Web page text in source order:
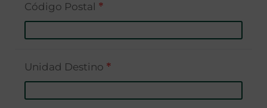
Código Postal *
Unidad Destino *